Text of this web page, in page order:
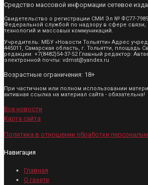
Средство массовой информации сетевое
Свидетельство о регистрации СМИ Эл № ФС77-
Федеральной службой по надзору в сфере
технологий и массовых коммуникаций.
Учредитель: МБУ «Новости Тольятти» Адрес
445011, Самарская область, г. Тольятти, площадь
редакции: +7(8482)54-37-52 Главный редактор:
электронной почты: vdmst@yandex.ru
Возрастные ограничения: 18+
При частичном или полном использовании
активная ссылка на материал сайта - обязательна!
Все новости
Карта сайта
Политика в отношении обработки
Навигация
Главная
О газете